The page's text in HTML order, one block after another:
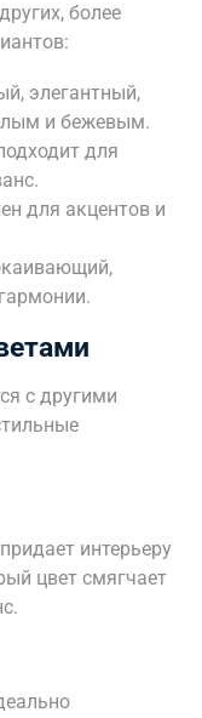
более
элегантный,
и бежевым.
для
для акцентов и
с другими
интерьеру
цвет смягчает